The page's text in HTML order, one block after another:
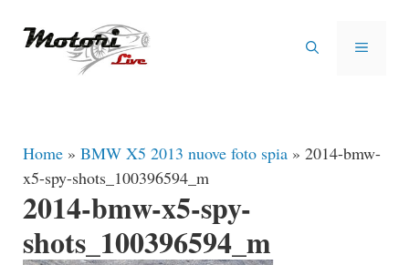
MENU
Home » BMW X5 2013 nuove foto spia » 2014-bmw-
x5-spy-shots_100396594_m
2014-bmw-x5-spy-
shots_100396594_m